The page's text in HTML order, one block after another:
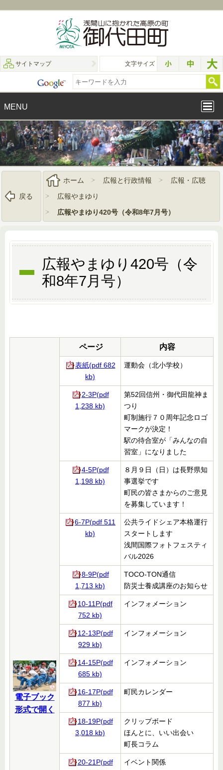
サイトマップ 文字サイズ
MENU
戻る
ホーム 広報と行政情報
広報・広聴
広報やまゆり
広報やまゆり420号（令和8年7月号）
広報やまゆり420号（令
和8年7月号）
電子ブック
形式で開く
ページ 内容
表紙(pdf 682
kb)
運動会（北小学校）
2-3P(pdf
1,238 kb)
第52回信州・御代田龍神ま
つり
町制施行７０周年記念ロゴ
マークが決定！
駅の待合室が「みんなの自
習室」になりました
4-5P(pdf
1,198 kb)
８月９日（日）は長野県知
事選挙です
町民の皆さまからのご意見
を募集しています！
6-7P(pdf 511
kb)
公共ライドシェア本格運行
スタートします
浅間国際フォトフェスティ
バル2026
8-9P(pdf
1,713 kb)
TOCO-TON通信
防災士養成講座のお知らせ
10-11P(pdf
752 kb)
インフォメーション
12-13P(pdf
929 kb)
インフォメーション
14-15P(pdf
685 kb)
インフォメーション
16-17P(pdf
877 kb)
町民カレンダー
18-19P(pdf
3,018 kb)
クリップボード
ほんとに、いい出会い
町長コラム
20-21P(pdf
イベント関係